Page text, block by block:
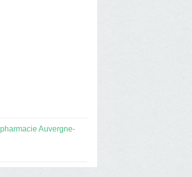
pharmacie Auvergne-